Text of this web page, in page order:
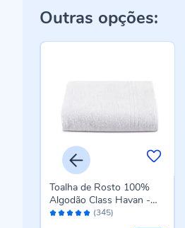
Outras opções:
Avaliação: (345)
Toalha de Rosto 100%
Algodão Class Havan -
Branco